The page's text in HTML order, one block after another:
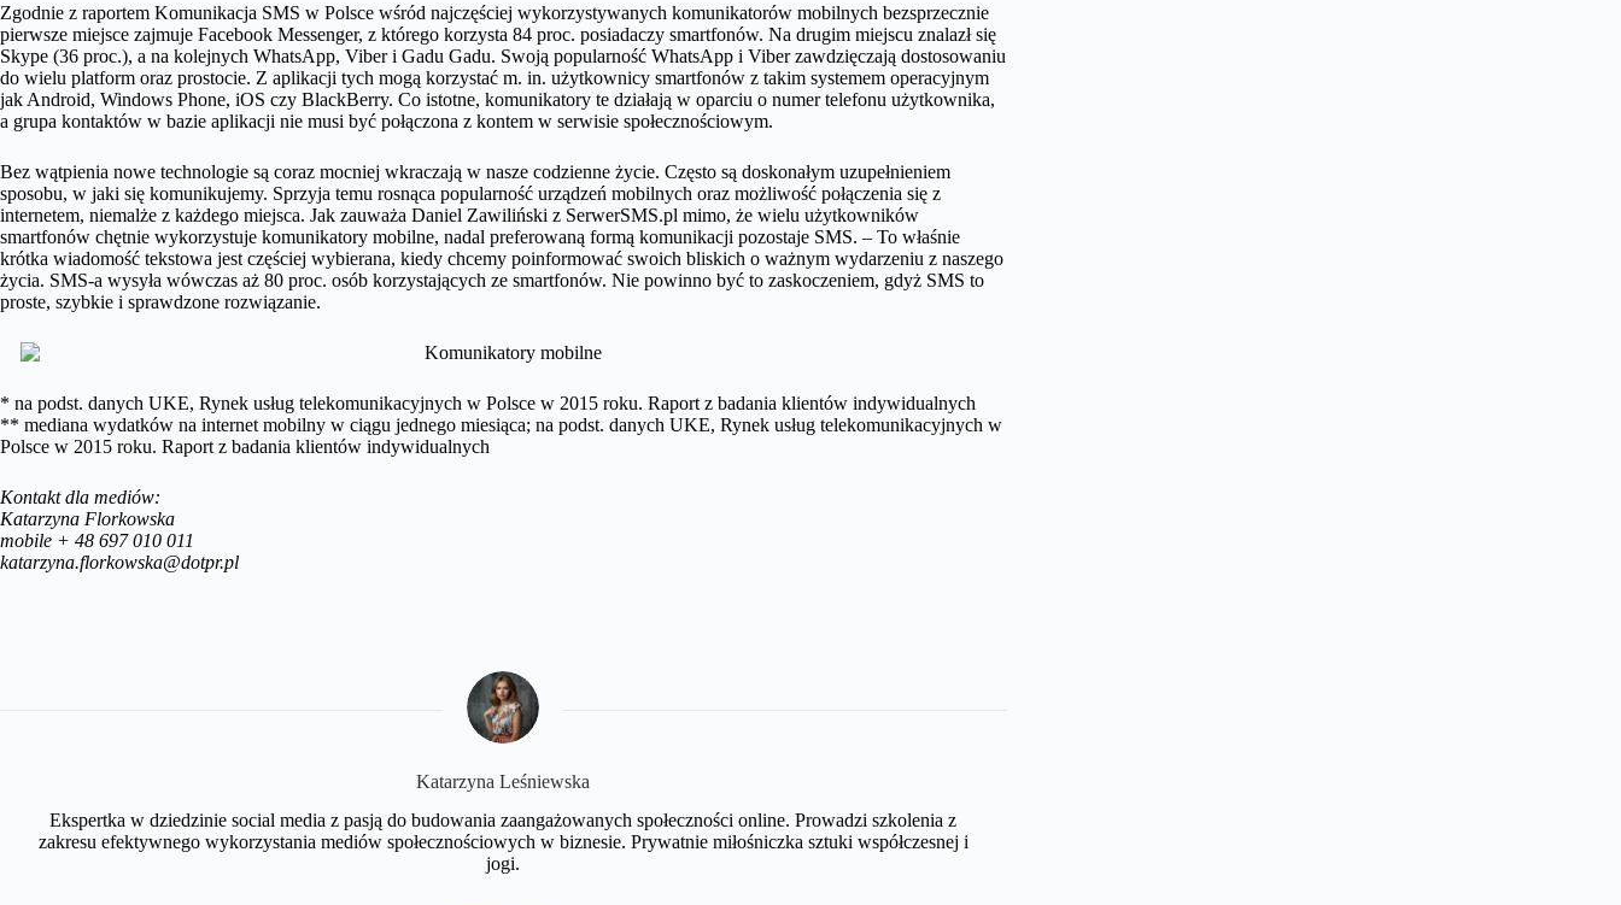
Zgodnie z raportem Komunikacja SMS w Polsce wśród najczęściej wykorzystywanych komunikatorów mobilnych bezsprzecznie
pierwsze miejsce zajmuje Facebook Messenger, z którego korzysta 84 proc. posiadaczy smartfonów. Na drugim miejscu znalazł się
Skype (36 proc.), a na kolejnych WhatsApp, Viber i Gadu Gadu. Swoją popularność WhatsApp i Viber zawdzięczają dostosowaniu
do wielu platform oraz prostocie. Z aplikacji tych mogą korzystać m. in. użytkownicy smartfonów z takim systemem operacyjnym
jak Android, Windows Phone, iOS czy BlackBerry. Co istotne, komunikatory te działają w oparciu o numer telefonu użytkownika,
a grupa kontaktów w bazie aplikacji nie musi być połączona z kontem w serwisie społecznościowym.
Bez wątpienia nowe technologie są coraz mocniej wkraczają w nasze codzienne życie. Często są doskonałym uzupełnieniem
sposobu, w jaki się komunikujemy. Sprzyja temu rosnąca popularność urządzeń mobilnych oraz możliwość połączenia się z
internetem, niemalże z każdego miejsca. Jak zauważa Daniel Zawiliński z SerwerSMS.pl mimo, że wielu użytkowników
smartfonów chętnie wykorzystuje komunikatory mobilne, nadal preferowaną formą komunikacji pozostaje SMS. – To właśnie
krótka wiadomość tekstowa jest częściej wybierana, kiedy chcemy poinformować swoich bliskich o ważnym wydarzeniu z naszego
życia. SMS-a wysyła wówczas aż 80 proc. osób korzystających ze smartfonów. Nie powinno być to zaskoczeniem, gdyż SMS to
proste, szybkie i sprawdzone rozwiązanie.
* na podst. danych UKE, Rynek usług telekomunikacyjnych w Polsce w 2015 roku. Raport z badania klientów indywidualnych
** mediana wydatków na internet mobilny w ciągu jednego miesiąca; na podst. danych UKE, Rynek usług telekomunikacyjnych w
Polsce w 2015 roku. Raport z badania klientów indywidualnych
Kontakt dla mediów:
Katarzyna Florkowska
mobile + 48 697 010 011
katarzyna.florkowska@dotpr.pl
Katarzyna Leśniewska
Ekspertka w dziedzinie social media z pasją do budowania zaangażowanych społeczności online. Prowadzi szkolenia z
zakresu efektywnego wykorzystania mediów społecznościowych w biznesie. Prywatnie miłośniczka sztuki współczesnej i
jogi.